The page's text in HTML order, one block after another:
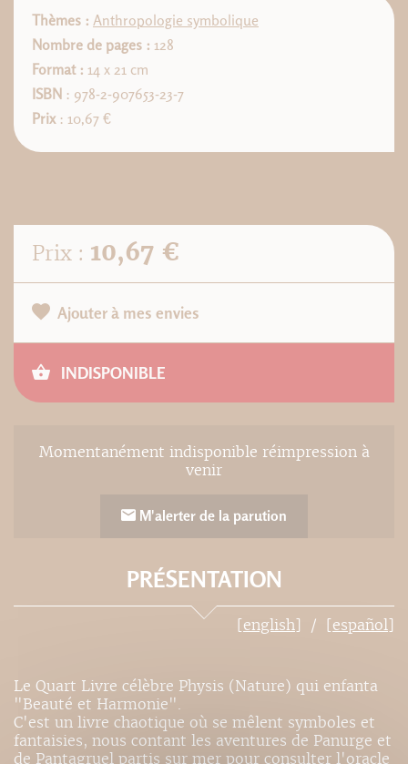
Thèmes : Anthropologie symbolique
Nombre de pages : 128
Format : 14 x 21 cm
ISBN : 978-2-907653-23-7
Prix: 10,67 €
Prix : 10,67 €
Ajouter à mes envies
INDISPONIBLE
Momentanément indisponible réimpression à
venir
M'alerter de la parution
PRÉSENTATION
[english] [español]
Le Quart Livre célèbre Physis (Nature) qui enfanta
"Beauté et Harmonie".
C'est un livre chaotique où se mêlent symboles et
fantaisies, nous contant les aventures de Panurge et
de Pantagruel partis sur mer pour consulter l'oracle